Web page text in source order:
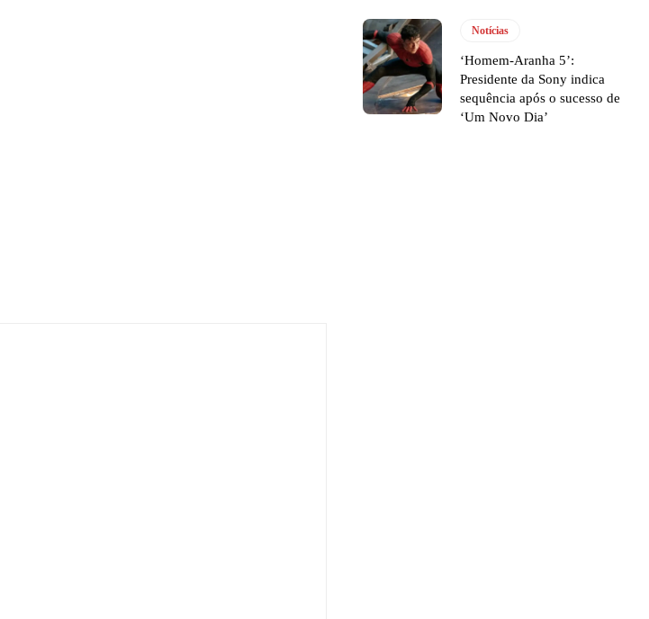
Notícias
‘Homem-Aranha 5’:
Presidente da Sony indica
sequência após o sucesso de
‘Um Novo Dia’